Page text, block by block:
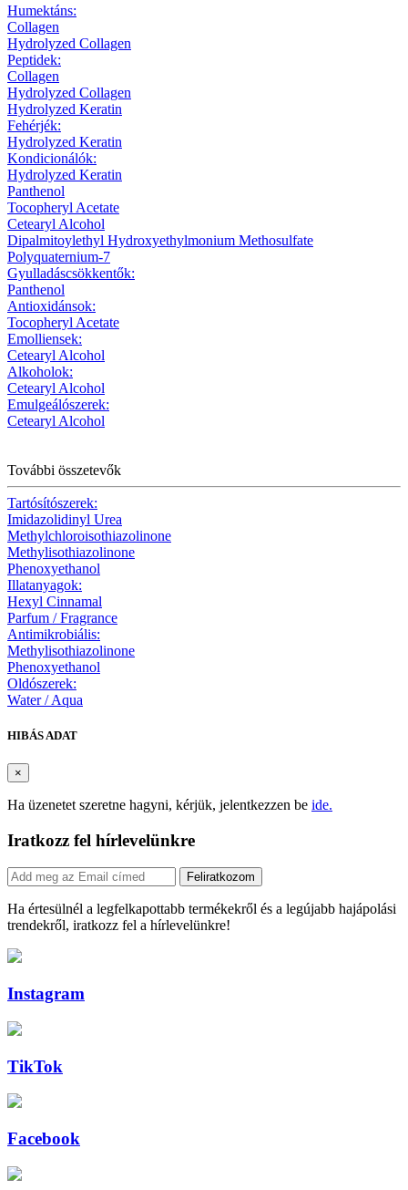
Humektáns:
Collagen
Hydrolyzed Collagen
Peptidek:
Collagen
Hydrolyzed Collagen
Hydrolyzed Keratin
Fehérjék:
Hydrolyzed Keratin
Kondicionálók:
Hydrolyzed Keratin
Panthenol
Tocopheryl Acetate
Cetearyl Alcohol
Dipalmitoylethyl Hydroxyethylmonium Methosulfate
Polyquaternium-7
Gyulladáscsökkentők:
Panthenol
Antioxidánsok:
Tocopheryl Acetate
Emolliensek:
Cetearyl Alcohol
Alkoholok:
Cetearyl Alcohol
Emulgeálószerek:
Cetearyl Alcohol
További összetevők
Tartósítószerek:
Imidazolidinyl Urea
Methylchloroisothiazolinone
Methylisothiazolinone
Phenoxyethanol
Illatanyagok:
Hexyl Cinnamal
Parfum / Fragrance
Antimikrobiális:
Methylisothiazolinone
Phenoxyethanol
Oldószerek:
Water / Aqua
HIBÁS ADAT
×
Ha üzenetet szeretne hagyni, kérjük, jelentkezzen be ide.
Iratkozz fel hírlevelünkre
Feliratkozom
Ha értesülnél a legfelkapottabb termékekről és a legújabb hajápolási
trendekről, iratkozz fel a hírlevelünkre!
Instagram
TikTok
Facebook